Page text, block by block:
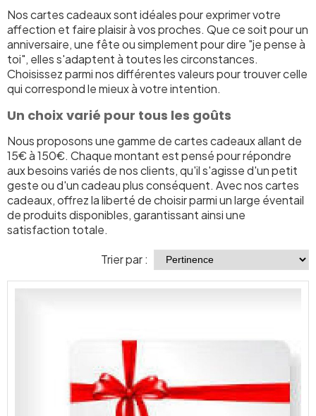
Nos cartes cadeaux sont idéales pour exprimer votre
affection et faire plaisir à vos proches. Que ce soit pour un
anniversaire, une fête ou simplement pour dire "je pense à
toi", elles s'adaptent à toutes les circonstances.
Choisissez parmi nos différentes valeurs pour trouver celle
qui correspond le mieux à votre intention.
Un choix varié pour tous les goûts
Nous proposons une gamme de cartes cadeaux allant de
15€ à 150€. Chaque montant est pensé pour répondre
aux besoins variés de nos clients, qu'il s'agisse d'un petit
geste ou d'un cadeau plus conséquent. Avec nos cartes
cadeaux, offrez la liberté de choisir parmi un large éventail
de produits disponibles, garantissant ainsi une
satisfaction totale.
Trier par :